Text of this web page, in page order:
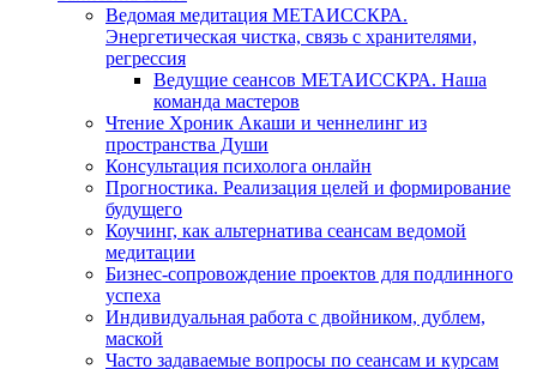
Ведомая медитация МЕТАИССКРА.
Энергетическая чистка, связь с хранителями,
регрессия
Ведущие сеансов МЕТАИССКРА. Наша
команда мастеров
Чтение Хроник Акаши и ченнелинг из
пространства Души
Консультация психолога онлайн
Прогностика. Реализация целей и формирование
будущего
Коучинг, как альтернатива сеансам ведомой
медитации
Бизнес-сопровождение проектов для подлинного
успеха
Индивидуальная работа с двойником, дублем,
маской
Часто задаваемые вопросы по сеансам и курсам